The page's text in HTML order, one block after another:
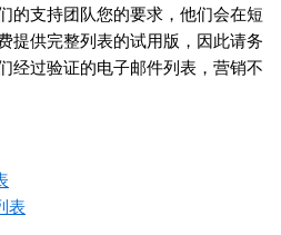
的支持团队您的要求，他们会在短
提供完整列表的试用版，因此请务
经过验证的电子邮件列表，营销不
表